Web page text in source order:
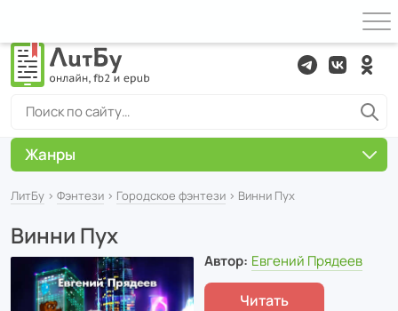
ЛитБу › Фэнтези › Городское фэнтези › Винни Пух
Винни Пух
Автор: Евгений Прядеев
Читать
Жанры